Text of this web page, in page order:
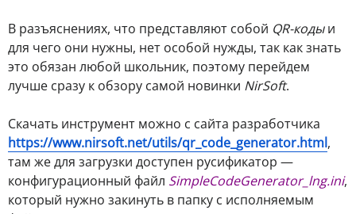
В разъяснениях, что представляют собой QR-кодыи
для чего они нужны, нет особой нужды, так как знать
это обязан любой школьник, поэтому перейдем
лучше сразу к обзору самой новинки NirSoft.
Скачать инструмент можно с сайта разработчика
https://www.nirsoft.net/utils/qr_code_generator.html,
там же для загрузки доступен русификатор —
конфигурационный файл SimpleCodeGenerator_lng.ini,
который нужно закинуть в папку с исполняемым